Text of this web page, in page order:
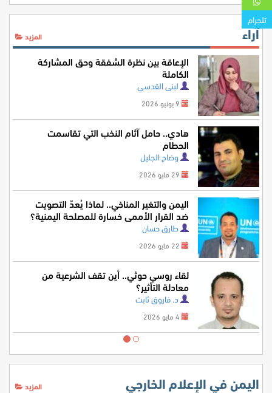
آراء المزيد
الإعاقة بين نظرة الشفقة وحق المشاركة
الكاملة
لبنى القدسي
هادي.. حامل آثام النخب التي تقاسمت
الحطام
وضاح الجليل
اليمن والتغير المناخي.. لماذا يُعدّ التصويت
ضد القرار الأممي خسارة للمصلحة اليمنية؟
طارق حسان
لقاء روسي حوثي.. أين تقف الشرعية من
معادلة التأثير؟
د. فاروق ثابت
اليمن في الإعلام الخارجي المزيد
تلجرام